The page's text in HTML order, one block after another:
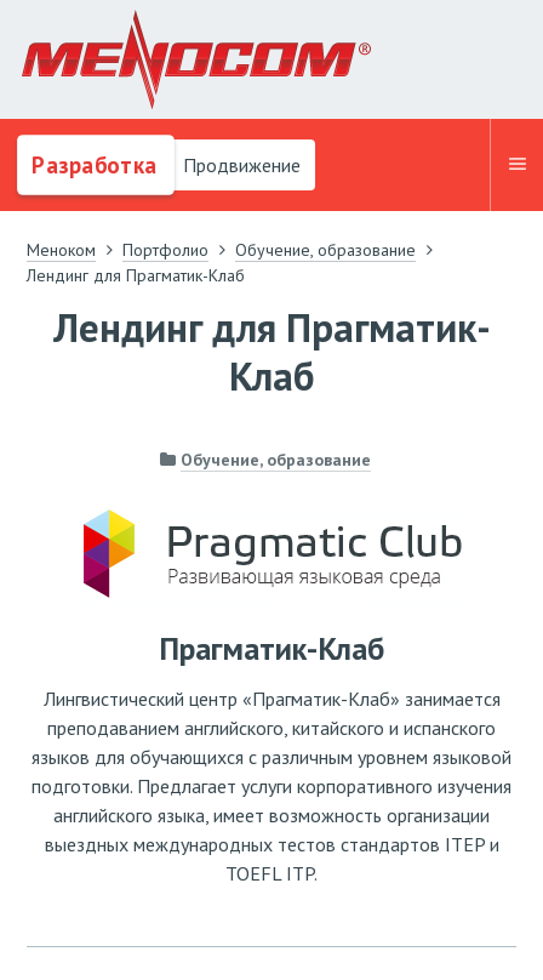
Разработка Продвижение
Меноком Портфолио
Обучение, образование
Лендинг для Прагматик-Клаб
Лендинг для Прагматик-
Клаб
Обучение, образование
Прагматик-Клаб
Лингвистический центр «Прагматик-Клаб» занимается
преподаванием английского, китайского и испанского
языков для обучающихся с различным уровнем языковой
подготовки. Предлагает услуги корпоративного изучения
английского языка, имеет возможность организации
выездных международных тестов стандартов ITEP и
TOEFL ITP.